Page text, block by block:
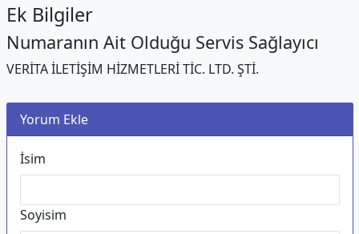
Ek Bilgiler
Numaranın Ait Olduğu Servis Sağlayıcı
VERİTA İLETİŞİM HİZMETLERİ TİC. LTD. ŞTİ.
Yorum Ekle
İsim
Soyisim